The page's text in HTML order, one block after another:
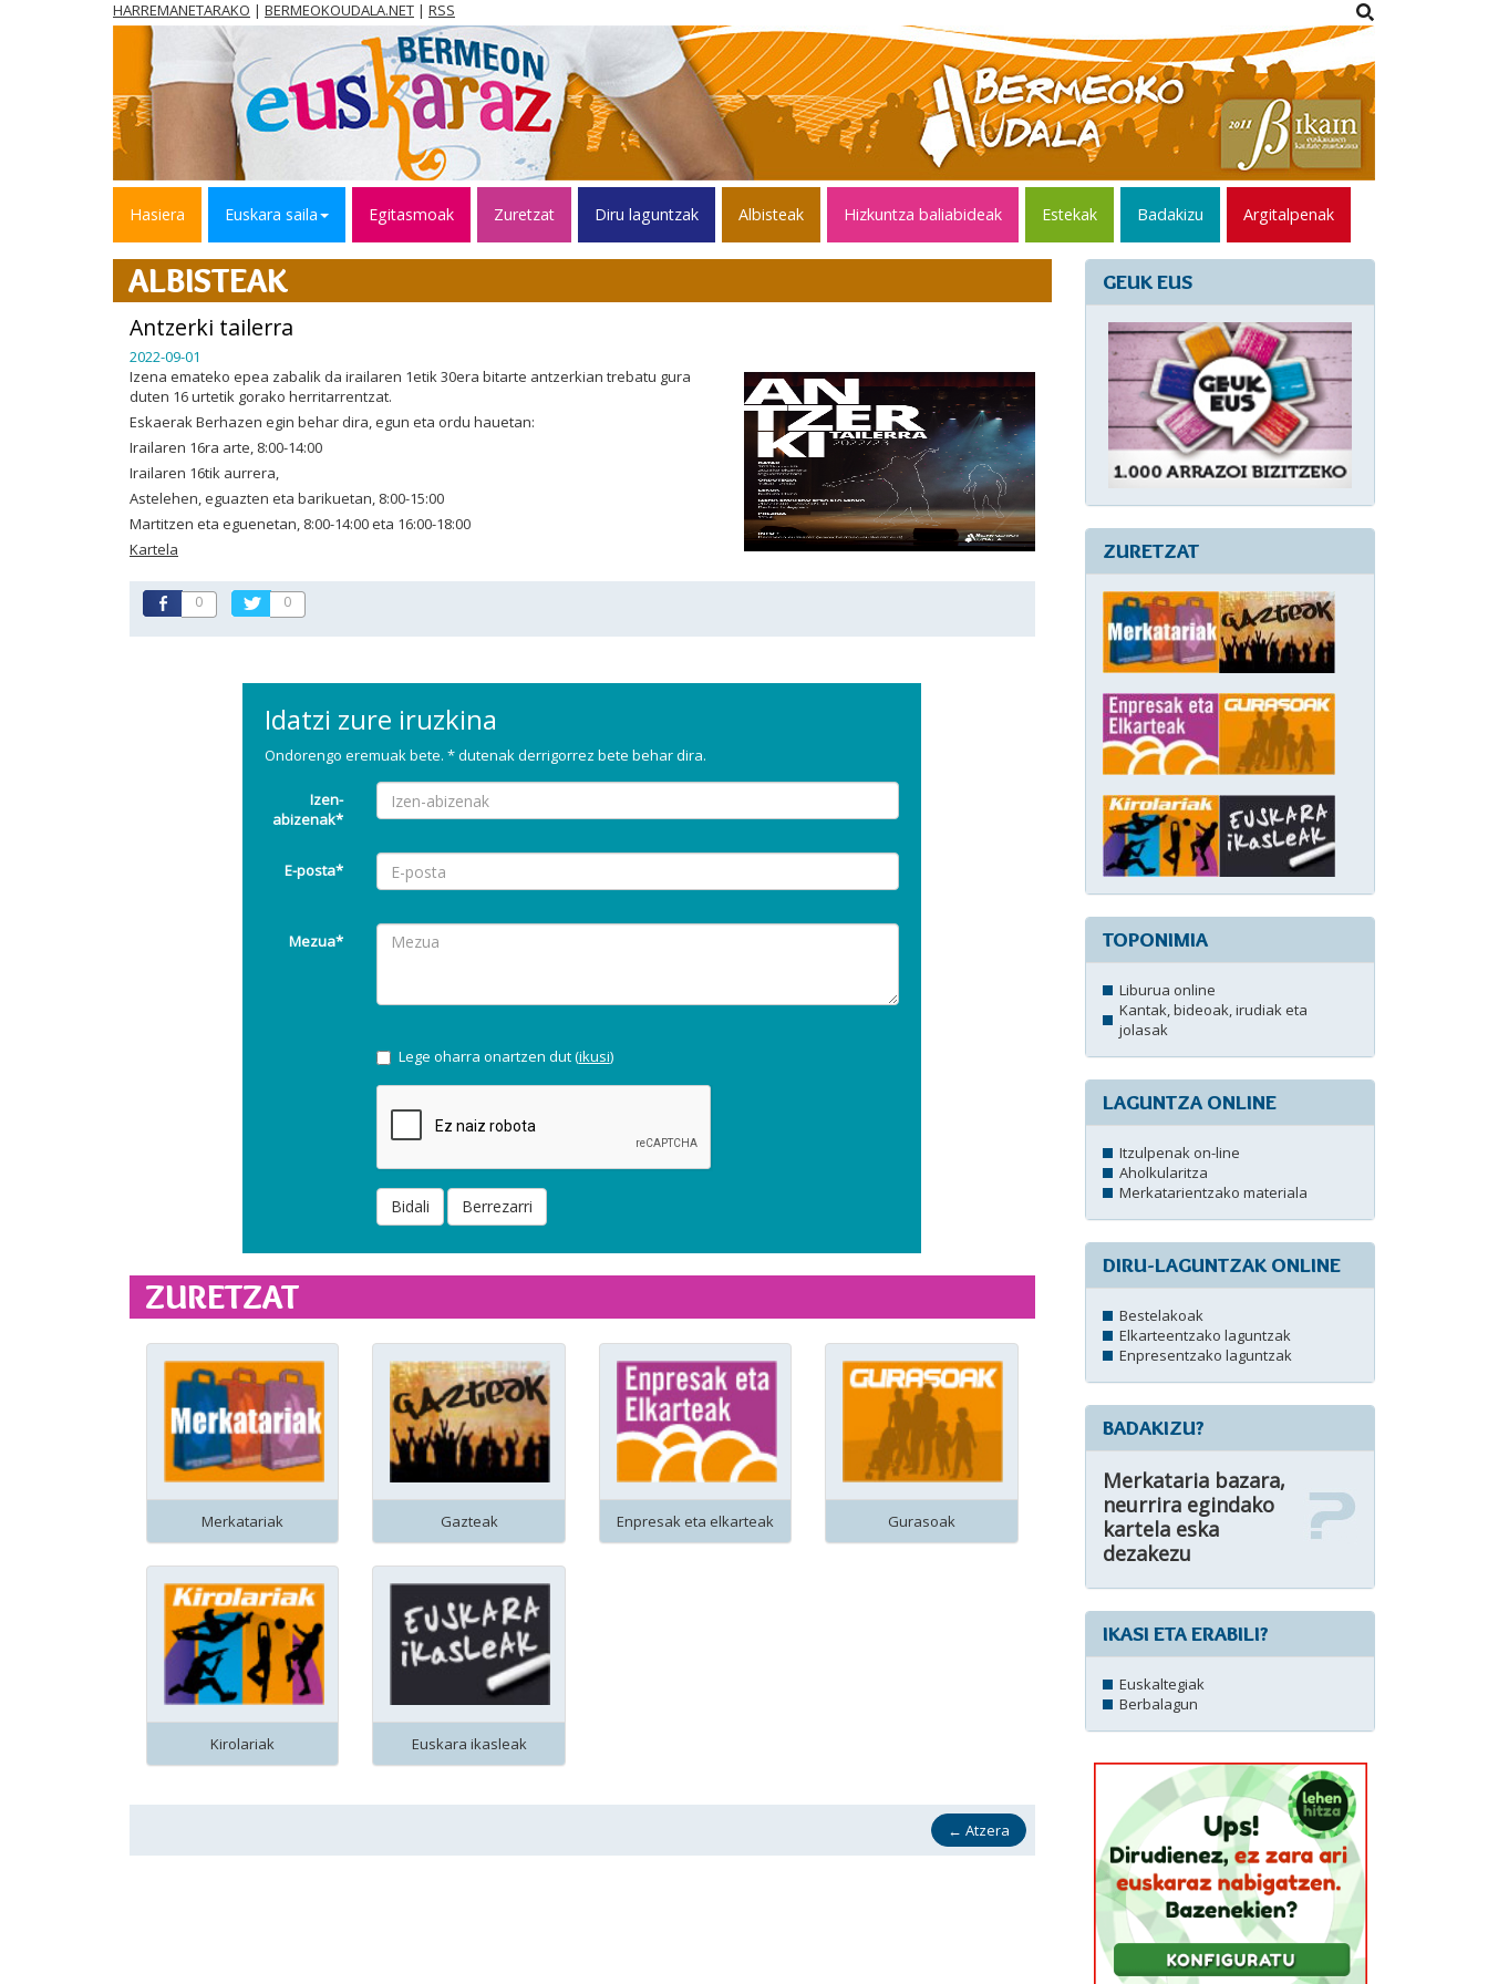
HARREMANETARAKO | BERMEOKOUDALA.NET | RSS
Hasiera Euskara saila Egitasmoak Zuretzat Diru laguntzak Albisteak Hizkuntza baliabideak Estekak Badakizu Argitalpenak
ALBISTEAK
Antzerki tailerra
2022-09-01
Izena emateko epea zabalik da irailaren 1etik 30era bitarte antzerkian trebatu gura
duten 16 urtetik gorako herritarrentzat.
Eskaerak Berhazen egin behar dira, egun eta ordu hauetan:
Irailaren 16ra arte, 8:00-14:00
Irailaren 16tik aurrera,
Astelehen, eguazten eta barikuetan, 8:00-15:00
Martitzen eta eguenetan, 8:00-14:00 eta 16:00-18:00
Kartela
0 0
Idatzi zure iruzkina
Ondorengo eremuak bete. * dutenak derrigorrez bete behar dira.
Izen-
abizenak*
E-posta*
Mezua*
Lege oharra onartzen dut (ikusi)
Bidali Berrezarri
ZURETZAT
Merkatariak Gazteak Enpresak eta elkarteak Gurasoak
Kirolariak Euskara ikasleak
← Atzera
GEUK EUS
ZURETZAT
TOPONIMIA
Liburua online
Kantak, bideoak, irudiak eta
jolasak
LAGUNTZA ONLINE
Itzulpenak on-line
Aholkularitza
Merkatarientzako materiala
DIRU-LAGUNTZAK ONLINE
Bestelakoak
Elkarteentzako laguntzak
Enpresentzako laguntzak
BADAKIZU?
Merkataria bazara,
neurrira egindako
kartela eska
dezakezu
IKASI ETA ERABILI?
Euskaltegiak
Berbalagun